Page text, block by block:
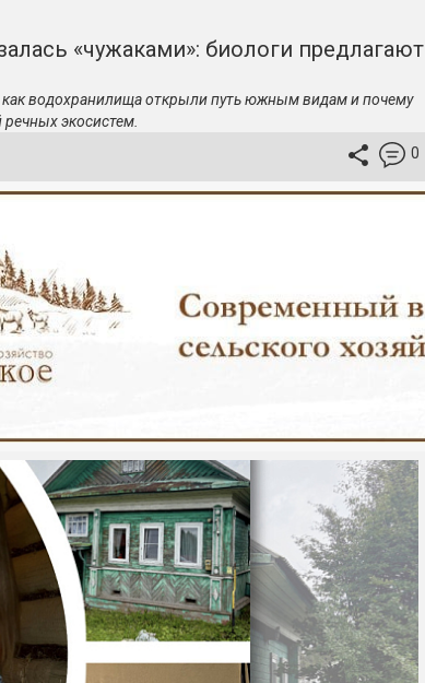
«чужаками»: биологи предлагают
как водохранилища открыли путь южным видам и почему
экосистем.
0